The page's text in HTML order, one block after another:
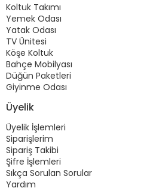
Koltuk Takımı
Yemek Odası
Yatak Odası
TV Ünitesi
Köşe Koltuk
Bahçe Mobilyası
Düğün Paketleri
Giyinme Odası
Üyelik
Üyelik İşlemleri
Siparişlerim
Sipariş Takibi
Şifre İşlemleri
Sıkça Sorulan Sorular
Yardım